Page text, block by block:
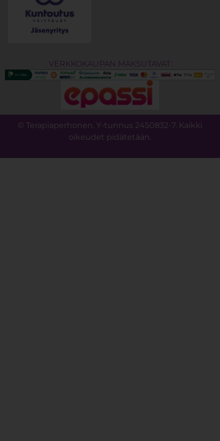
VERKKOKAUPAN MAKSUTAVAT:
© Terapiaperhonen. Y-tunnus 2450832-7. Kaikki
oikeudet pidätetään.